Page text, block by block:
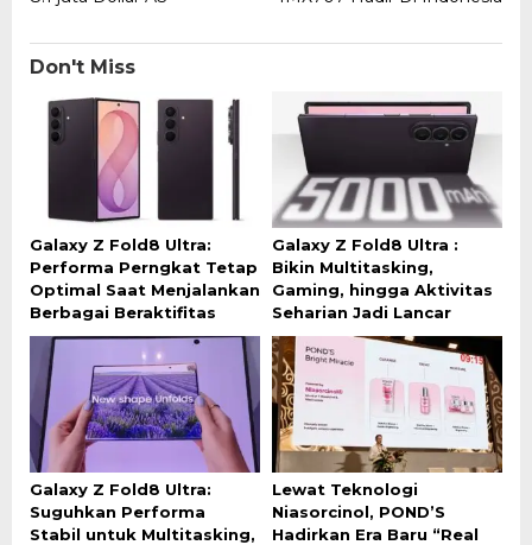
Don't Miss
Galaxy Z Fold8 Ultra:
Performa Perngkat Tetap
Optimal Saat Menjalankan
Berbagai Beraktifitas
Galaxy Z Fold8 Ultra :
Bikin Multitasking,
Gaming, hingga Aktivitas
Seharian Jadi Lancar
Galaxy Z Fold8 Ultra:
Suguhkan Performa
Stabil untuk Multitasking,
Lewat Teknologi
Niasorcinol, POND’S
Hadirkan Era Baru “Real